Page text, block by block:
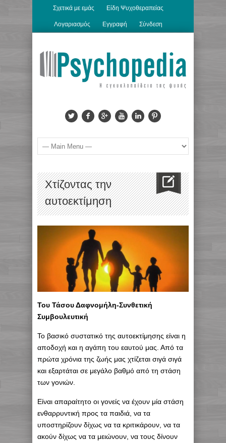
Σχετικά με εμάς Είδη Ψυχοθεραπείας
Λογαριασμός Εγγραφή Σύνδεση
Χτίζοντας την
αυτοεκτίμηση
Του Τάσου Δαφνομήλη-Συνθετική
Συμβουλευτική
Το βασικό συστατικό της αυτοεκτίμησης είναι η
αποδοχή και η αγάπη του εαυτού μας. Από τα
πρώτα χρόνια της ζωής μας χτίζεται σιγά σιγά
και εξαρτάται σε μεγάλο βαθμό από τη στάση
των γονιών.
Είναι απαραίτητο οι γονείς να έχουν μία στάση
ενθαρρυντική προς τα παιδιά, να τα
υποστηρίζουν δίχως να τα κριτικάρουν, να τα
ακούν δίχως να τα μειώνουν, να τους δίνουν